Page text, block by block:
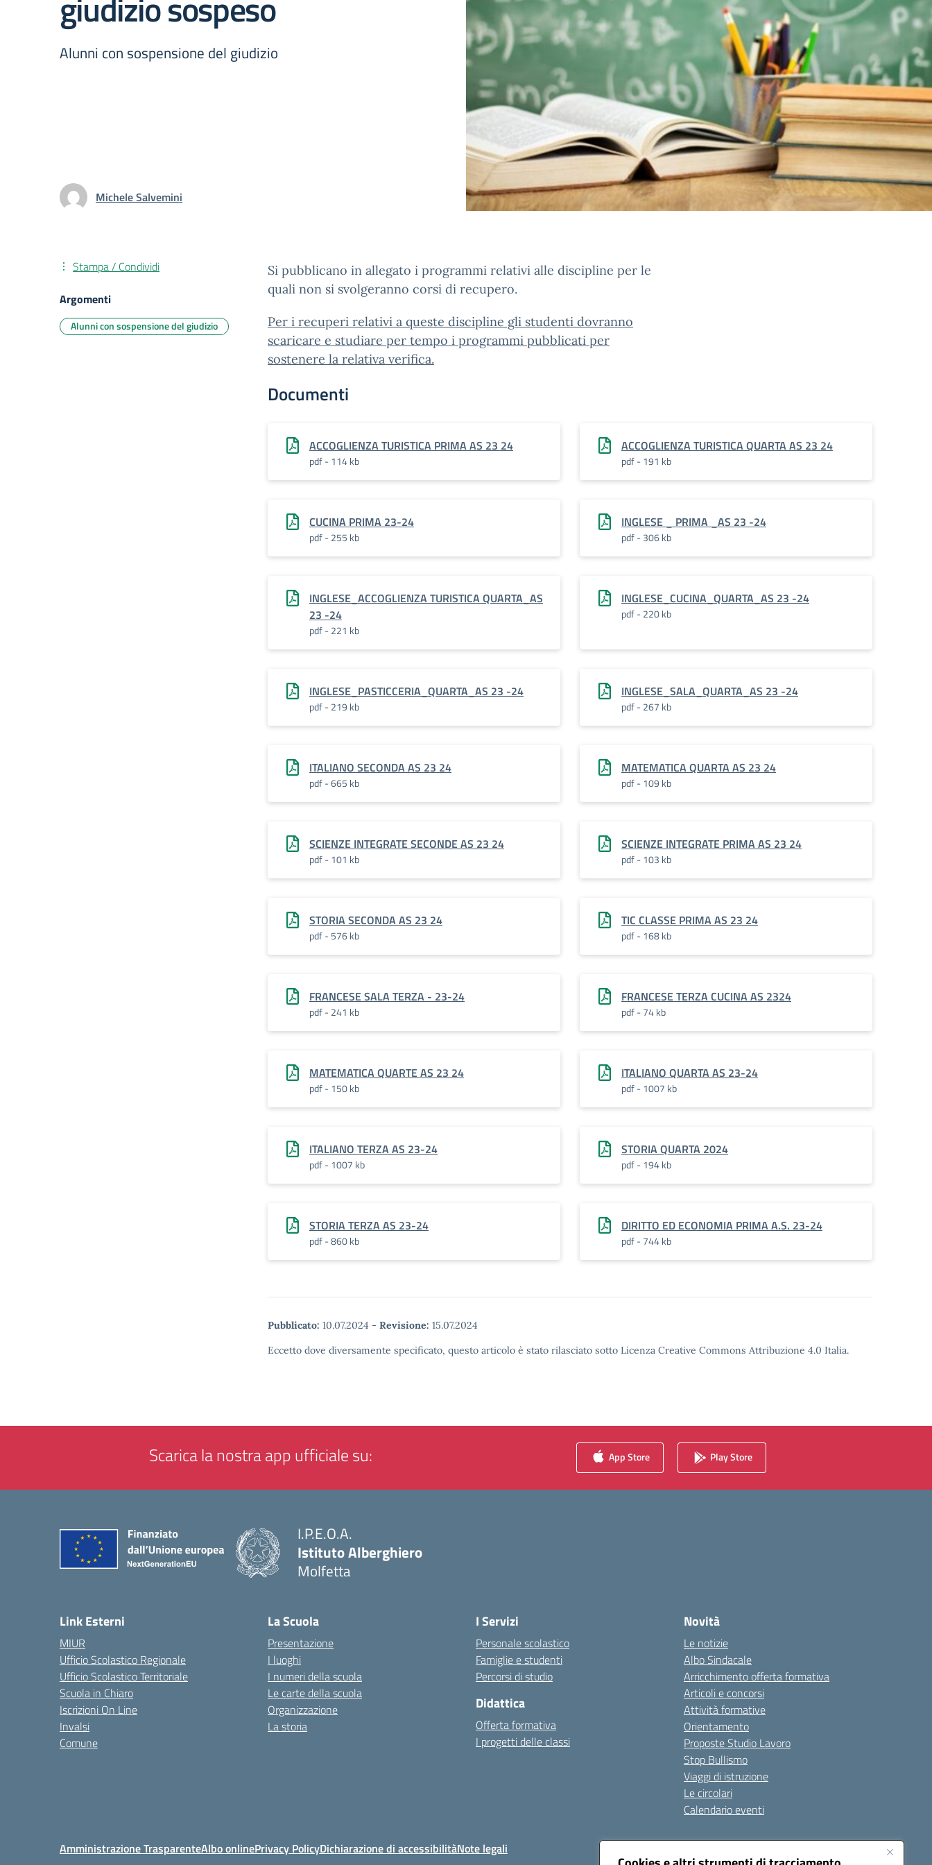
Alunni con sospensione del giudizio
Michele Salvemini
Si pubblicano in allegato i programmi relativi alle discipline per le
quali non si svolgeranno corsi di recupero.
Per i recuperi relativi a queste discipline gli studenti dovranno
scaricare e studiare per tempo i programmi pubblicati per
sostenere la relativa verifica.
Documenti
ACCOGLIENZA TURISTICA PRIMA AS 23 24
pdf - 114 kb
ACCOGLIENZA TURISTICA QUARTA AS 23 24
pdf - 191 kb
CUCINA PRIMA 23-24
pdf - 255 kb
INGLESE _ PRIMA _AS 23 -24
pdf - 306 kb
INGLESE_ACCOGLIENZA TURISTICA QUARTA_AS
23 -24
pdf - 221 kb
INGLESE_CUCINA_QUARTA_AS 23 -24
pdf - 220 kb
INGLESE_PASTICCERIA_QUARTA_AS 23 -24
pdf - 219 kb
INGLESE_SALA_QUARTA_AS 23 -24
pdf - 267 kb
ITALIANO SECONDA AS 23 24
pdf - 665 kb
MATEMATICA QUARTA AS 23 24
pdf - 109 kb
SCIENZE INTEGRATE SECONDE AS 23 24
pdf - 101 kb
SCIENZE INTEGRATE PRIMA AS 23 24
pdf - 103 kb
STORIA SECONDA AS 23 24
pdf - 576 kb
TIC CLASSE PRIMA AS 23 24
pdf - 168 kb
FRANCESE SALA TERZA - 23-24
pdf - 241 kb
FRANCESE TERZA CUCINA AS 2324
pdf - 74 kb
MATEMATICA QUARTE AS 23 24
pdf - 150 kb
ITALIANO QUARTA AS 23-24
pdf - 1007 kb
ITALIANO TERZA AS 23-24
pdf - 1007 kb
STORIA QUARTA 2024
pdf - 194 kb
STORIA TERZA AS 23-24
pdf - 860 kb
DIRITTO ED ECONOMIA PRIMA A.S. 23-24
pdf - 744 kb
Pubblicato: 10.07.2024 - Revisione: 15.07.2024
Eccetto dove diversamente specificato, questo articolo è stato rilasciato sotto Licenza Creative Commons Attribuzione 4.0 Italia.
Stampa / Condividi
Argomenti
Alunni con sospensione del giudizio
Scarica la nostra app ufficiale su: App Store Play Store
I.P.E.O.A.
Istituto Alberghiero
Molfetta
Link Esterni
MIUR
Ufficio Scolastico Regionale
Ufficio Scolastico Territoriale
Scuola in Chiaro
Iscrizioni On Line
Invalsi
Comune
La Scuola
Presentazione
I luoghi
I numeri della scuola
Le carte della scuola
Organizzazione
La storia
I Servizi
Personale scolastico
Famiglie e studenti
Percorsi di studio
Didattica
Offerta formativa
I progetti delle classi
Novità
Le notizie
Albo Sindacale
Arricchimento offerta formativa
Articoli e concorsi
Attività formative
Orientamento
Proposte Studio Lavoro
Stop Bullismo
Viaggi di istruzione
Le circolari
Calendario eventi
Amministrazione TrasparenteAlbo onlinePrivacy PolicyDichiarazione di accessibilitàNote legali Seguici su: